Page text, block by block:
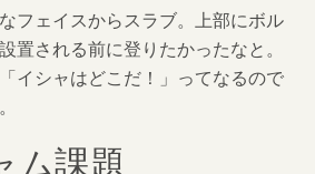
フェイスからスラブ。上部にボル
置される前に登りたかったなと。
イシャはどこだ！」ってなるので
ム課題